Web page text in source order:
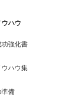
ハウ
功強化書
ウハウ集
準備